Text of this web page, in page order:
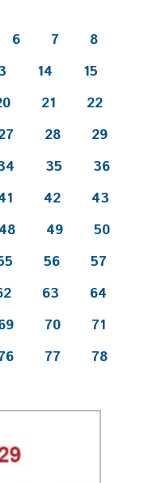
6 7
8
14
15
21
22
28
29
35
36
42
43
48 49
50
56
57
63
64
70
71
77 78